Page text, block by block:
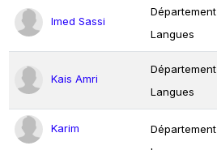
Imed Sassi
Département
Langues
Kais Amri
Département
Langues
Karim
Département